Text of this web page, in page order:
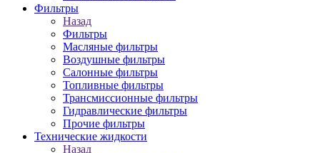
Фильтры
Назад
Фильтры
Масляные фильтры
Воздушные фильтры
Салонные фильтры
Топливные фильтры
Трансмиссионные фильтры
Гидравлические фильтры
Прочие фильтры
Технические жидкости
Назад